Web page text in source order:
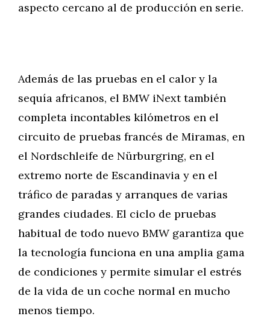
aspecto cercano al de producción en serie.
Además de las pruebas en el calor y la
sequía africanos, el BMW iNext también
completa incontables kilómetros en el
circuito de pruebas francés de Miramas, en
el Nordschleife de Nürburgring, en el
extremo norte de Escandinavia y en el
tráfico de paradas y arranques de varias
grandes ciudades. El ciclo de pruebas
habitual de todo nuevo BMW garantiza que
la tecnología funciona en una amplia gama
de condiciones y permite simular el estrés
de la vida de un coche normal en mucho
menos tiempo.